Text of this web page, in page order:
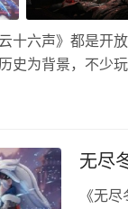
十六声》都是开
史为背景，不少
无尽
《无